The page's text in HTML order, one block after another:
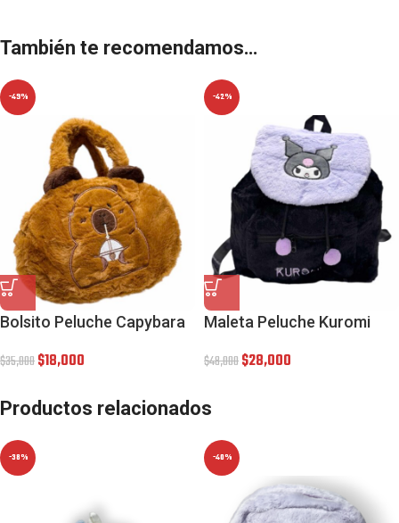
También te recomendamos…
-49%
Bolsito Peluche Capybara
$35,000$18,000
-42%
Maleta Peluche Kuromi
$48,000$28,000
Productos relacionados
-38% -40%